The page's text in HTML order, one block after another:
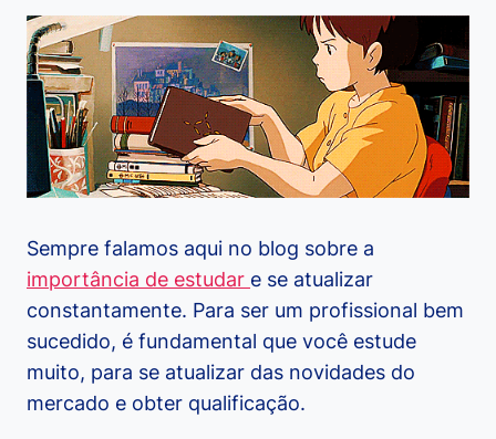
Sempre falamos aqui no blog sobre a
importância de estudar e se atualizar
constantamente. Para ser um profissional bem
sucedido, é fundamental que você estude
muito, para se atualizar das novidades do
mercado e obter qualificação.